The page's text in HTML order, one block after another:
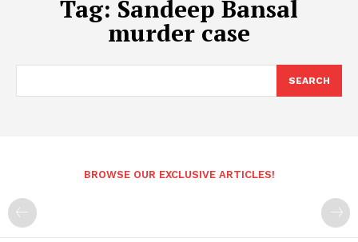
Tag: Sandeep Bansal
murder case
SEARCH
BROWSE OUR EXCLUSIVE ARTICLES!